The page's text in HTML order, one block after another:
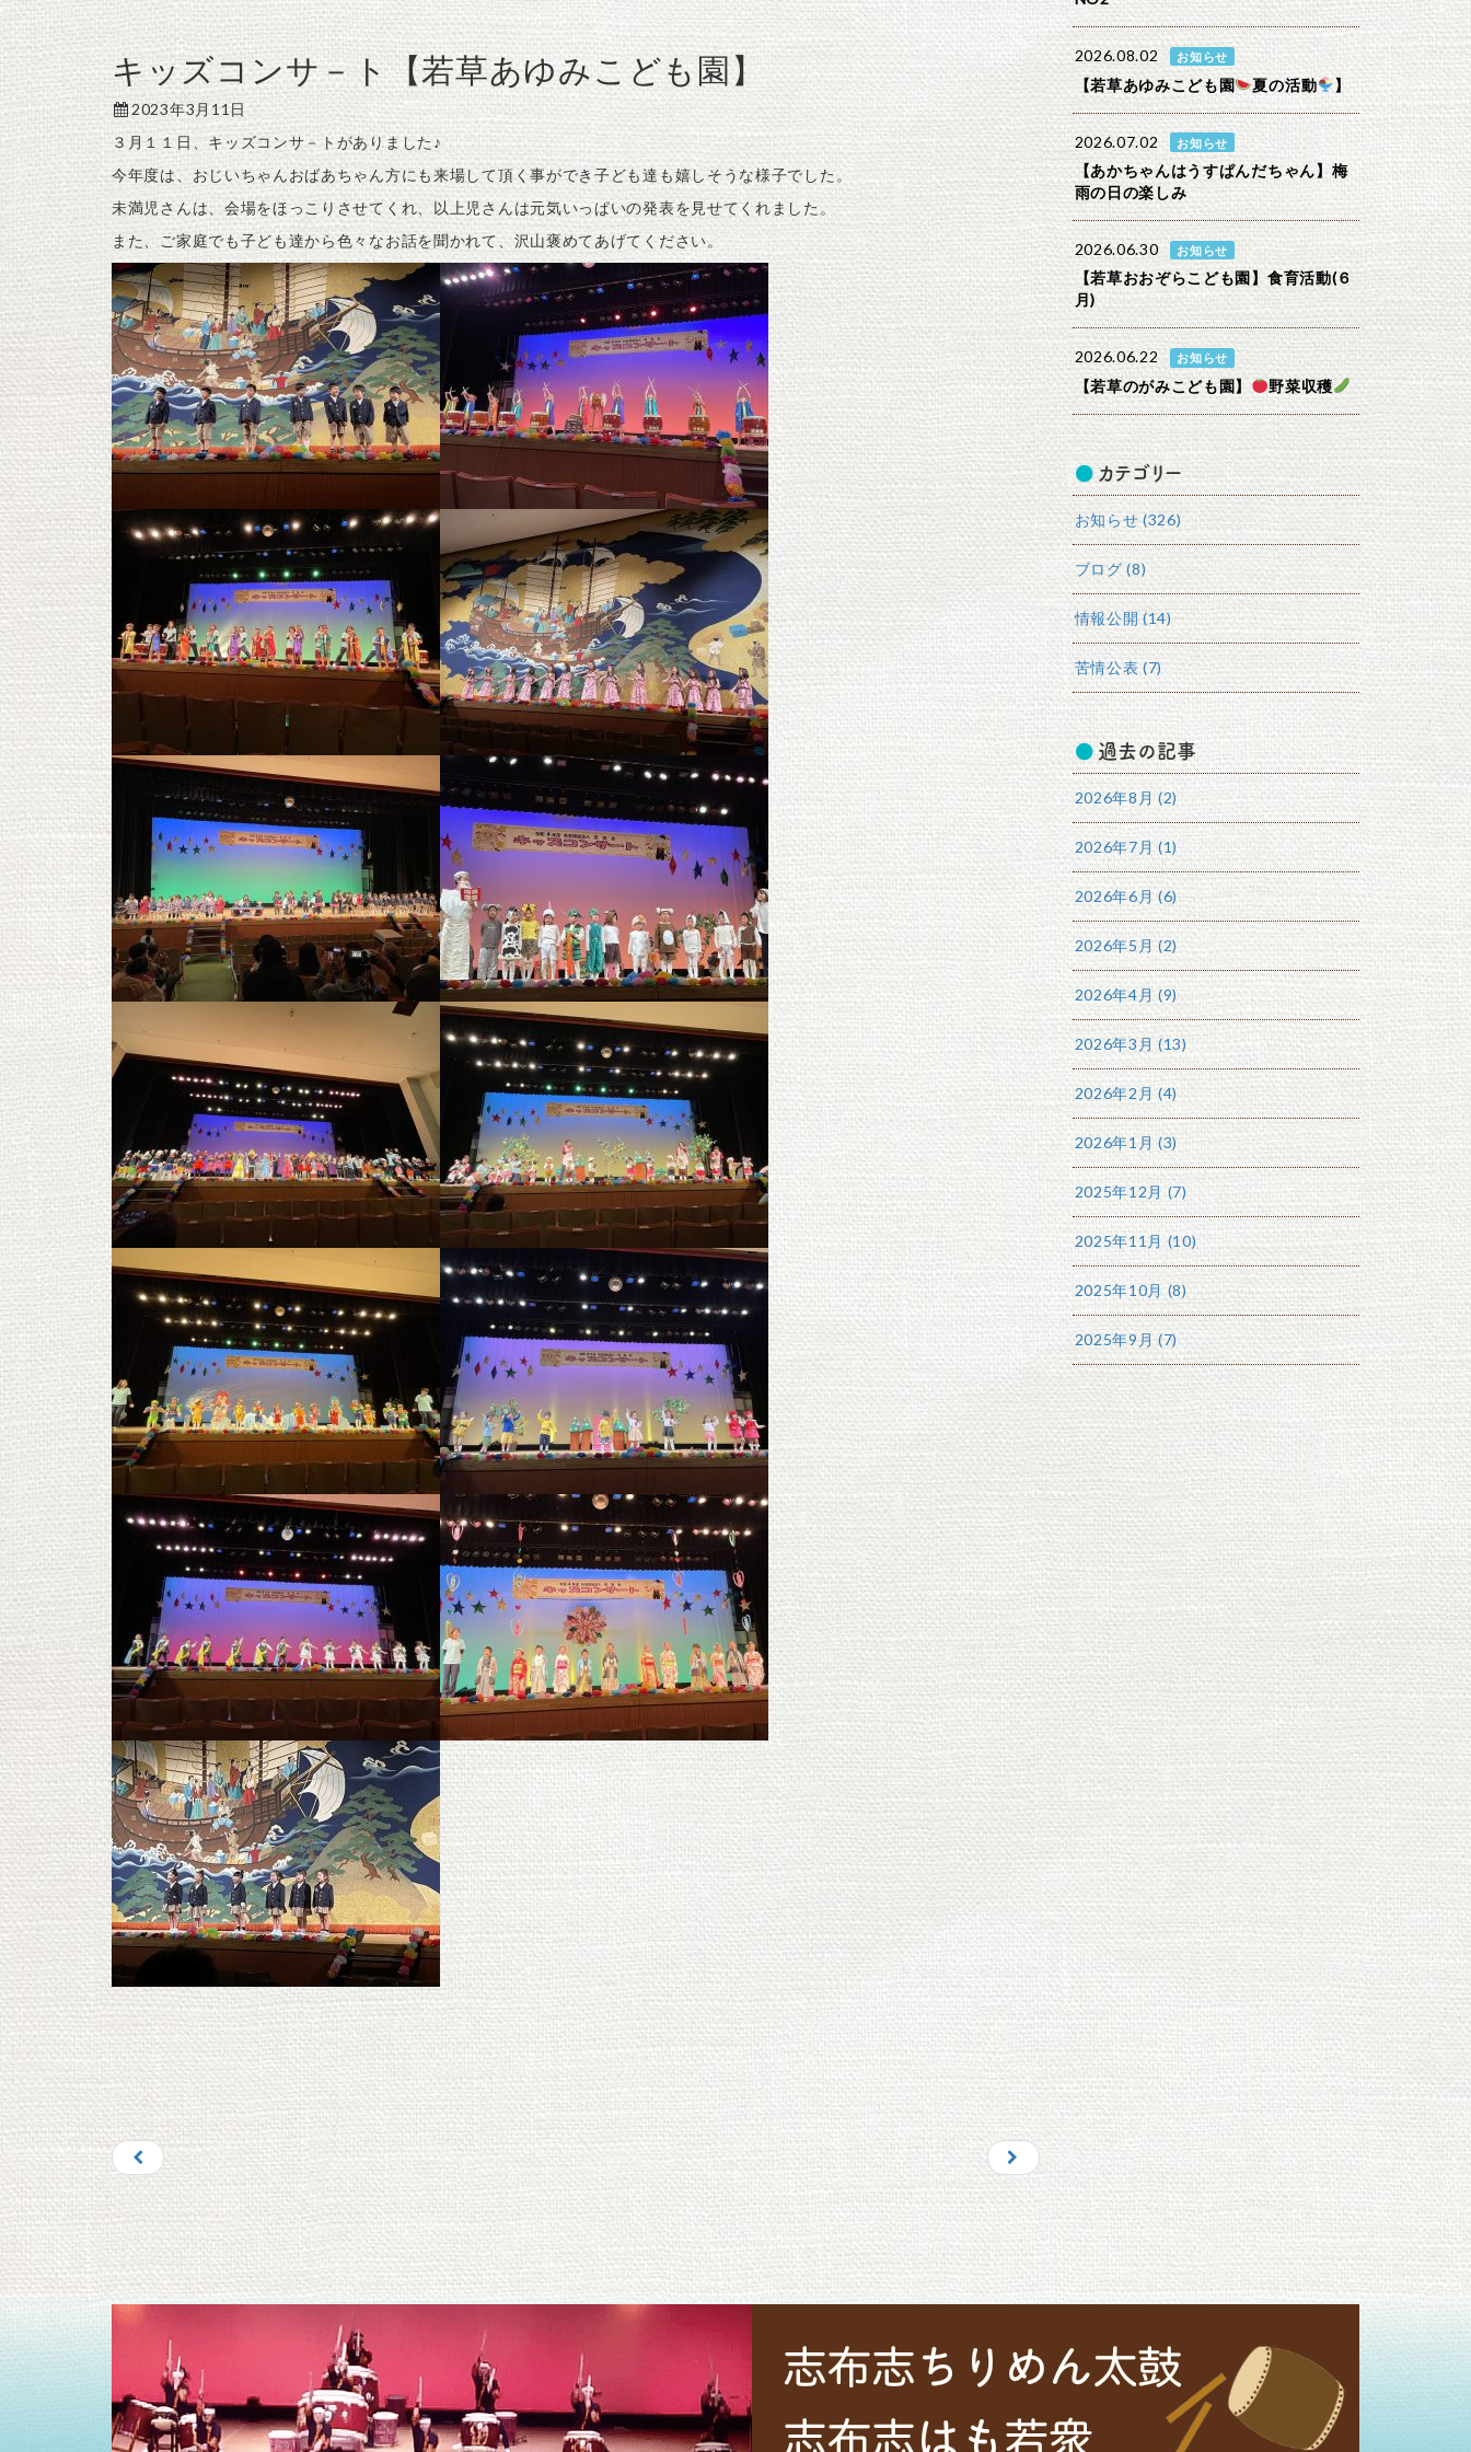
キッズコンサ－ト【若草あゆみこども園】
2023年3月11日
３月１１日、キッズコンサ－トがありました♪
今年度は、おじいちゃんおばあちゃん方にも来場して頂く事ができ子ども達も嬉しそうな様子でした。
未満児さんは、会場をほっこりさせてくれ、以上児さんは元気いっぱいの発表を見せてくれました。
また、ご家庭でも子ども達から色々なお話を聞かれて、沢山褒めてあげてください。
2026.08.02 お知らせ
【若草あゆみこども園 夏の活動 】
2026.07.02 お知らせ
【あかちゃんはうすぱんだちゃん】梅
雨の日の楽しみ
2026.06.30 お知らせ
【若草おおぞらこども園】食育活動(６
月)
2026.06.22 お知らせ
【若草のがみこども園】 野菜収穫
カテゴリー
お知らせ (326)
ブログ (8)
情報公開 (14)
苦情公表 (7)
過去の記事
2026年8月 (2)
2026年7月 (1)
2026年6月 (6)
2026年5月 (2)
2026年4月 (9)
2026年3月 (13)
2026年2月 (4)
2026年1月 (3)
2025年12月 (7)
2025年11月 (10)
2025年10月 (8)
2025年9月 (7)